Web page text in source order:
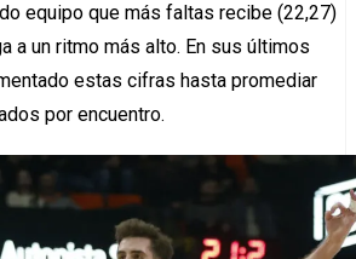
equipo que más faltas recibe (22,27)
a un ritmo más alto. En sus últimos
estas cifras hasta promediar
por encuentro.